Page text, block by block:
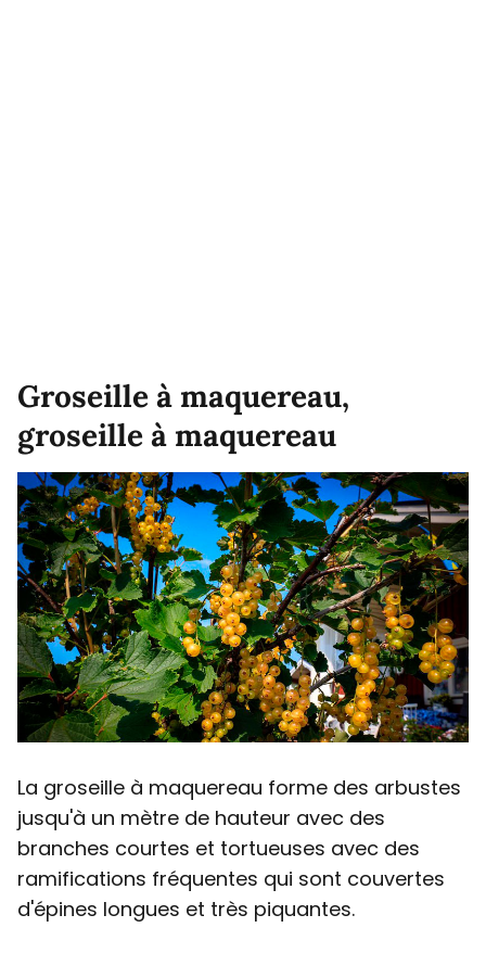
Groseille à maquereau,
groseille à maquereau
La groseille à maquereau forme des arbustes
jusqu'à un mètre de hauteur avec des
branches courtes et tortueuses avec des
ramifications fréquentes qui sont couvertes
d'épines longues et très piquantes.